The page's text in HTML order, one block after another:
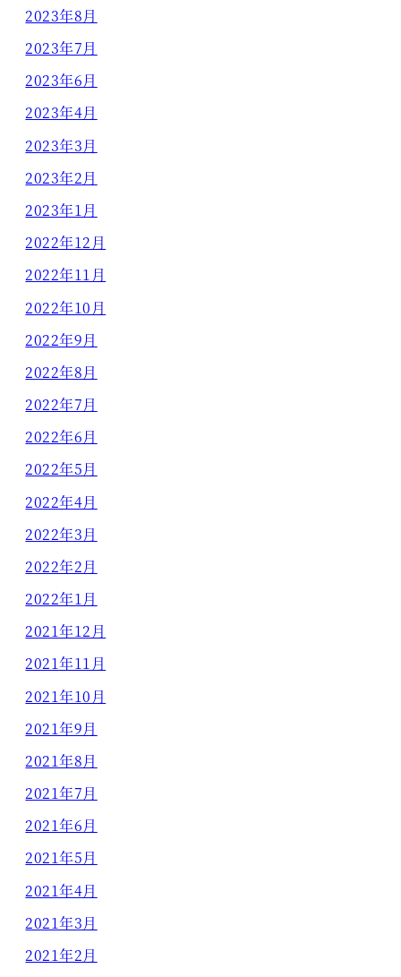
2023年8月
2023年7月
2023年6月
2023年4月
2023年3月
2023年2月
2023年1月
2022年12月
2022年11月
2022年10月
2022年9月
2022年8月
2022年7月
2022年6月
2022年5月
2022年4月
2022年3月
2022年2月
2022年1月
2021年12月
2021年11月
2021年10月
2021年9月
2021年8月
2021年7月
2021年6月
2021年5月
2021年4月
2021年3月
2021年2月